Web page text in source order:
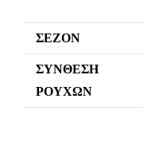
ΣΕΖΌΝ
ΣΎΝΘΕΣΗ
ΡΟΎΧΩΝ